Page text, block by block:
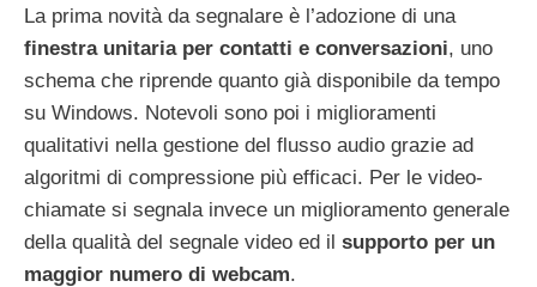
La prima novità da segnalare è l’adozione di una
finestra unitaria per contatti e conversazioni, uno
schema che riprende quanto già disponibile da tempo
su Windows. Notevoli sono poi i miglioramenti
qualitativi nella gestione del flusso audio grazie ad
algoritmi di compressione più efficaci. Per le video-
chiamate si segnala invece un miglioramento generale
della qualità del segnale video ed il supporto per un
maggior numero di webcam.